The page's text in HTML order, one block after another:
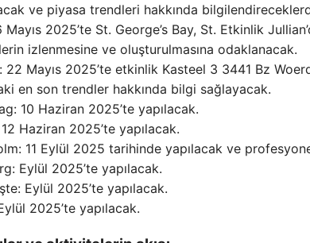
ve piyasa trendleri hakkında
Mayıs 2025’te St. George’s Bay, St. Etkinlik
izlenmesine ve oluşturulmasına odaklanacak.
22 Mayıs 2025’te etkinlik Kasteel 3 3441 Bz
en son trendler hakkında bilgi sağlayacak.
10 Haziran 2025’te yapılacak.
Haziran 2025’te yapılacak.
11 Eylül 2025 tarihinde yapılacak ve
Eylül 2025’te yapılacak.
Eylül 2025’te yapılacak.
2025’te yapılacak.